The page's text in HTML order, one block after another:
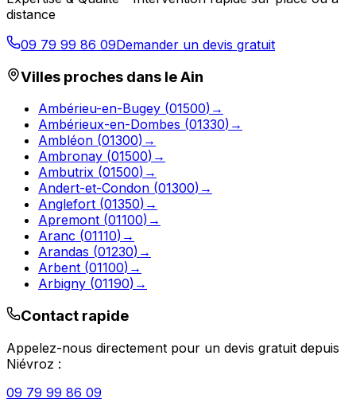
distance
09 79 99 86 09Demander un devis gratuit
Villes proches dans leAin
Ambérieu-en-Bugey (01500) →
Ambérieux-en-Dombes (01330) →
Ambléon (01300) →
Ambronay (01500) →
Ambutrix (01500) →
Andert-et-Condon (01300) →
Anglefort (01350) →
Apremont (01100) →
Aranc (01110) →
Arandas (01230) →
Arbent (01100) →
Arbigny (01190) →
Contact rapide
Appelez-nous directement pour un devis gratuit depuis
Niévroz :
09 79 99 86 09